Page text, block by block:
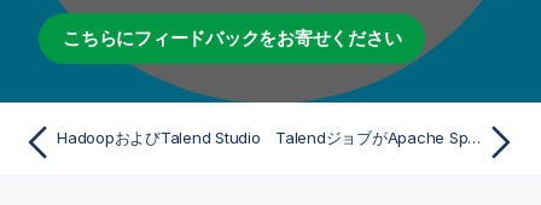
こちらにフィードバックをお寄せください
HadoopおよびTalend Studio TalendジョブがApache Sparkで動作するしくみ